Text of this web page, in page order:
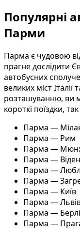
Популярні
Парми
Парма є чудовою
прагне дослідити
автобусних
великих міст Італії
розташуванню, ви
короткі поїздки,
Парма —
Парма — Рим
Парма —
Парма —
Парма —
Парма —
Парма — Київ
Парма —
Парма —
Парма —